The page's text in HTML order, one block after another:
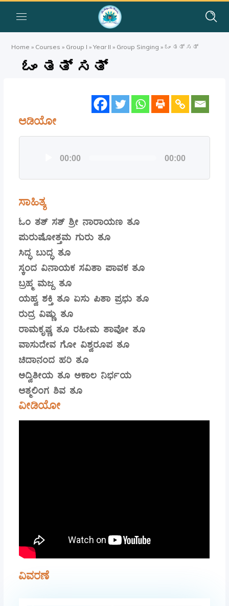
Home » Courses » Group I »Year II » Group Singing »ಓಂ ತತ್ ಸತ್
ಓಂ ತತ್ ಸತ್
ಆಡಿಯೋ
00:00 00:00
ಸಾಹಿತ್ಯ
ಓಂ ತತ್ ಸತ್ ಶ್ರೀ ನಾರಾಯಣ ತೂ
ಪುರುಷೋತ್ತಮ ಗುರು ತೂ
ಸಿದ್ಧ ಬುದ್ಧ ತೂ
ಸ್ಕಂದ ವಿನಾಯಕ ಸವಿತಾ ಪಾವಕ ತೂ
ಬ್ರಹ್ಮ ಮಜ್ದ ತೂ
ಯಹ್ವ ಶಕ್ತಿ ತೂ ಏಸು ಪಿತಾ ಪ್ರಭು ತೂ
ರುದ್ರ ವಿಷ್ಣು ತೂ
ರಾಮಕೃಷ್ಣ ತೂ ರಹೀಮ ತಾವೋ ತೂ
ವಾಸುದೇವ ಗೋ ವಿಶ್ವರೂಪ ತೂ
ಚಿದಾನಂದ ಹರಿ ತೂ
ಅದ್ವಿತೀಯ ತೂ ಅಕಾಲ ನಿರ್ಭಯ
ಆತ್ಮಲಿಂಗ ಶಿವ ತೂ
ವೀಡಿಯೋ
ವಿವರಣೆ